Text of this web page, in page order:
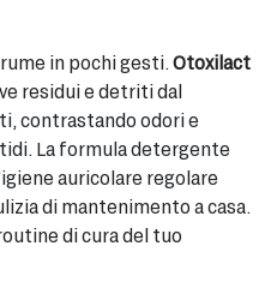
in pochi gesti. Otoxilact
residui e detriti dal
contrastando odori e
La formula detergente
auricolare regolare
di mantenimento a casa.
di cura del tuo